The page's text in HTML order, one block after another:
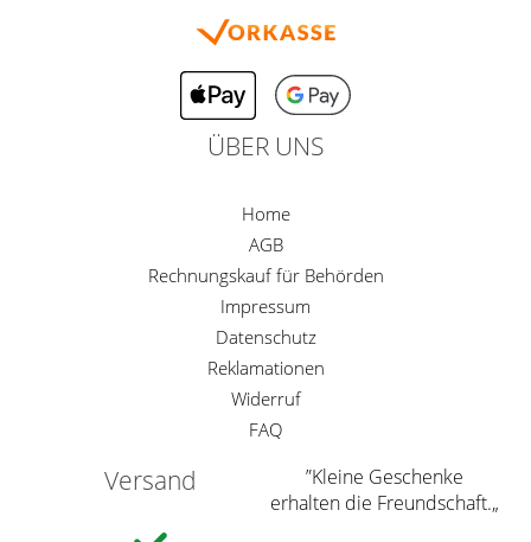
ÜBER UNS
Home
AGB
Rechnungskauf für Behörden
Impressum
Datenschutz
Reklamationen
Widerruf
FAQ
Versand
”Kleine Geschenke
erhalten die Freundschaft.„